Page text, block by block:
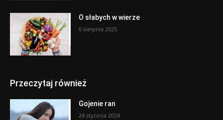
O słabych w wierze
6 sierpnia 2025
Przeczytaj również
Gojenie ran
24 stycznia 2024